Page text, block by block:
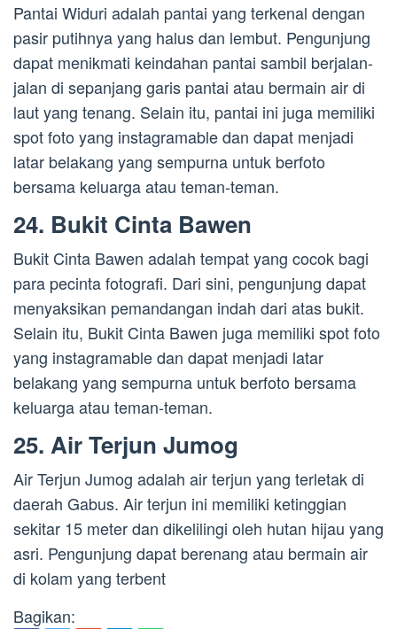
Pantai Widuri adalah pantai yang terkenal dengan
pasir putihnya yang halus dan lembut. Pengunjung
dapat menikmati keindahan pantai sambil berjalan-
jalan di sepanjang garis pantai atau bermain air di
laut yang tenang. Selain itu, pantai ini juga memiliki
spot foto yang instagramable dan dapat menjadi
latar belakang yang sempurna untuk berfoto
bersama keluarga atau teman-teman.
24. Bukit Cinta Bawen
Bukit Cinta Bawen adalah tempat yang cocok bagi
para pecinta fotografi. Dari sini, pengunjung dapat
menyaksikan pemandangan indah dari atas bukit.
Selain itu, Bukit Cinta Bawen juga memiliki spot foto
yang instagramable dan dapat menjadi latar
belakang yang sempurna untuk berfoto bersama
keluarga atau teman-teman.
25. Air Terjun Jumog
Air Terjun Jumog adalah air terjun yang terletak di
daerah Gabus. Air terjun ini memiliki ketinggian
sekitar 15 meter dan dikelilingi oleh hutan hijau yang
asri. Pengunjung dapat berenang atau bermain air
di kolam yang terbent
Bagikan: